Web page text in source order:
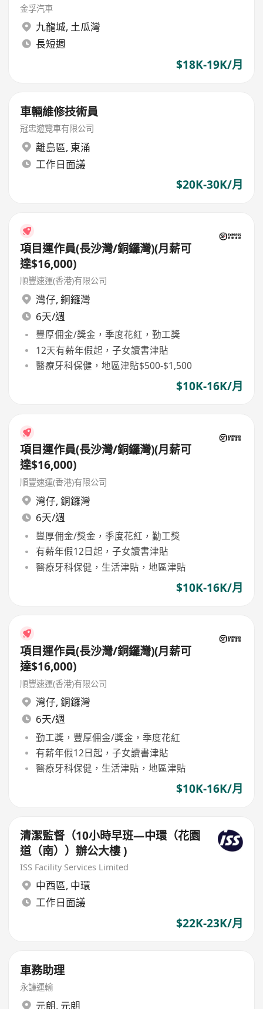
金孚汽車
九龍城, 土瓜灣
長短週
$18K-19K/月
車輛維修技術員
冠忠遊覽車有限公司
離島區, 東涌
工作日面議
$20K-30K/月
項目運作員(長沙灣/銅鑼灣)(月薪可
達$16,000)
順豐速運(香港)有限公司
灣仔, 銅鑼灣
6天/週
豐厚佣金/獎金，季度花紅，勤工獎
12天有薪年假起，子女讀書津貼
醫療牙科保健，地區津貼$500-$1,500
$10K-16K/月
項目運作員(長沙灣/銅鑼灣)(月薪可
達$16,000)
順豐速運(香港)有限公司
灣仔, 銅鑼灣
6天/週
豐厚佣金/獎金，季度花紅，勤工獎
有薪年假12日起，子女讀書津貼
醫療牙科保健，生活津貼，地區津貼
$10K-16K/月
項目運作員(長沙灣/銅鑼灣)(月薪可
達$16,000)
順豐速運(香港)有限公司
灣仔, 銅鑼灣
6天/週
勤工獎，豐厚佣金/獎金，季度花紅
有薪年假12日起，子女讀書津貼
醫療牙科保健，生活津貼，地區津貼
$10K-16K/月
清潔監督（10小時早班—中環（花園
道（南））辦公大樓 )
ISS Facility Services Limited
中西區, 中環
工作日面議
$22K-23K/月
車務助理
永譧運輸
元朗, 元朗